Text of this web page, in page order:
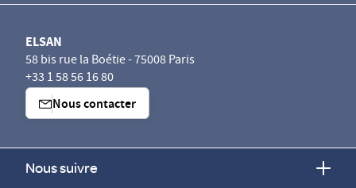
ELSAN
58 bis rue la Boétie - 75008 Paris
+33 1 58 56 16 80
Nous contacter
Nous suivre